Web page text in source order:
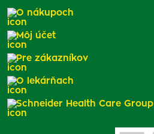
O nákupoch
Môj účet
Pre zákazníkov
O lekárňach
Schneider Health Care Group